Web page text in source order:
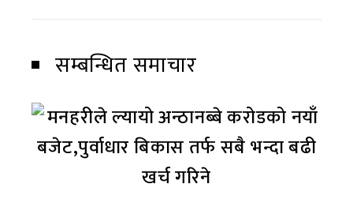
सम्बन्धित समाचार